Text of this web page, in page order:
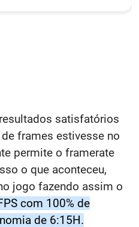
satisfatórios
frames estivesse no
permite o framerate
o que aconteceu,
jogo fazendo assim o
com 100% de
de 6:15H.